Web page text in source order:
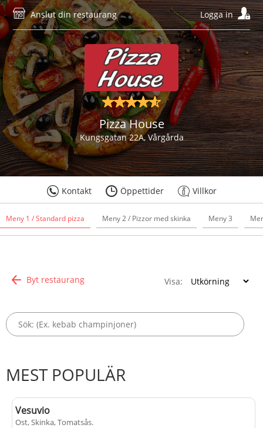
Logga in
Anslut din restaurang
Pizza House
Kungsgatan 22A, Vårgårda
Kontakt Öppettider Villkor
Meny 1 / Standard pizza Meny 2 / Pizzor med skinka Meny 3
Byt restaurang Visa:
MEST POPULÄR
Vesuvio
Ost, Skinka, Tomatsås.